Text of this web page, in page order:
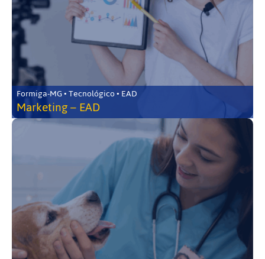
Formiga-MG • Tecnológico • EAD
Marketing – EAD